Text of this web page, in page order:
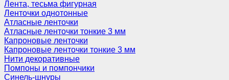
Лента, тесьма фигурная
Ленточки однотонные
Атласные ленточки
Атласные ленточки тонкие 3 мм
Капроновые ленточки
Капроновые ленточки тонкие 3 мм
Нити декоративные
Помпоны и помпончики
Синель-шнуры